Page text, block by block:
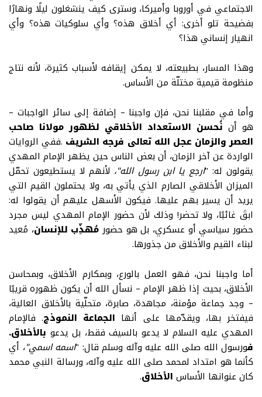
الاجتماعي في أوروبا وأميركا، وسترى كيف ينشغلون ليلًا ونهارًا
بفضيحة تلو أخرى: أي أخلاق هذه؟ وأي سلوكيات هذه؟ وأي
انهيار إنساني هذا؟
وهذا المسار، بطبيعته، لا يمكن إيقافه لأسباب كثيرة، لأنه نتاج
منظومة قيمية مختلّة من الأساس.
وأما في مقلبنا نحن، فإن واجبنا – إضافة إلى سائر الواجبات –
هو أن نُحسن الاستعداد الأخلاقي لظهور مولانا صاحب
العصر والزمان عجل الله تعالى فرجه الشريف .ففي الروايات
الواردة عن آخر الزمان، أن بعض الناس حين يظهر الإمام المهدي
يقولون له:
"ارجع يا ابن رسول الله"، لأنهم لا يستطيعون تحمّل
الميزان الأخلاقي الصارم الذي يأتي به، ولا يحتملون القيم التي
يريد أن يسير بهم عليها. فيكون الأسهل عليهم أن يقولوا له:
ابقَ غائبًا، ولا تحضر! وذلك لأن حضور الإمام المهدي ليس مجرد
حضور سياسي أو عسكري، بل هو حضور مُهذِّب للإنسان، مُعيد
لبناء القيم والأخلاق من جذورها.
أما واجبنا نحن، فهو العمل بالورع، وبمكارم الأخلاق، وبمحاسن
الأخلاق، بحيث إذا ظهر الإمام – نسأل الله أن يكون ظهوره قريبًا
– وجد جماعة مؤمنة، مجاهدة، صابرة، متحلّية بالأخلاق العالية،
فيفتخر بها، ويقدّمها على أنها الجماعة النموذج.فالإمام
المهدي عليه السلام لا يدعو بالسيف فقط، بل يدعو بالأخلاق.
فورسول الله صلى الله عليه وآله وسلم قال: "اسمه اسمي"، أي
كأنما هو امتداد لمحمد صلى الله عليه وآله، ورسالة النبي محمد
كان عنوانها الأساس الأخلاق.